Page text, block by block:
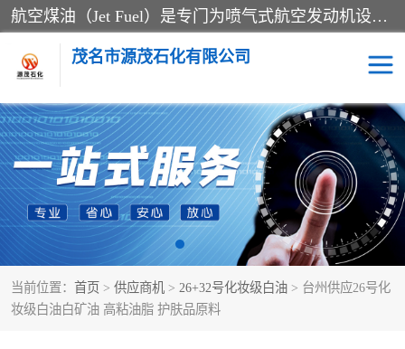
航空煤油（Jet Fuel）是专门为喷气式航空发动机设计的高纯度燃料，主要分为Jet A、Jet A-1和Jet B等类型。其特点是闪点高、低温流动性好，并添加了抗静电剂和抗氧化剂以确保飞行安全。航空煤油需
茂名市源茂石化有限公司
当前位置： 首页 > 供应商机 > 26+32号化妆级白油 > 台州供应26号化
妆级白油白矿油 高粘油脂 护肤品原料
RP3航空煤油 D20+D30溶剂油
D40+D60溶剂油 D80+D100溶剂油
6号+120号溶剂油 260号溶剂油
异构烷烃 天然乳胶